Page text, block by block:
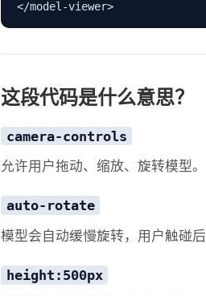
</model-viewer>
这段代码是什么意思？
camera-controls
允许用户拖动、缩放、旋转模型。
auto-rotate
模型会自动缓慢旋转，用户触碰后
height:500px